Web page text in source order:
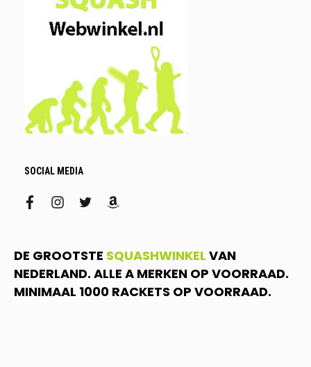
SOCIAL MEDIA
facebookinstagram
twitteramazon
DE GROOTSTE SQUASHWINKEL VAN
NEDERLAND. ALLE A MERKEN OP VOORRAAD.
MINIMAAL 1000 RACKETS OP VOORRAAD.